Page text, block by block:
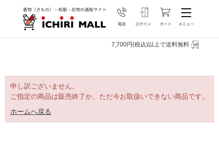
7,700円(税込)以上で送料無料
申し訳ございません。
ご指定の商品は販売終了か、ただ今お取扱いできない商品です。
ホームへ戻る